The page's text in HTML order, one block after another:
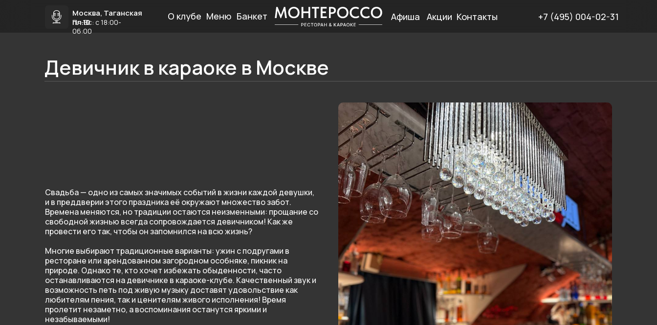
Москва, Таганская
пл.10
Пн-Вс: с 18:00-
06:00
+7 (495) 004-02-31
О клубе Банкет Афиша Акции Контакты
Меню
Девичник в караоке в Москве
Свадьба — одно из самых значимых событий в жизни каждой девушки,
и в преддверии этого праздника её окружают множество забот.
Времена меняются, но традиции остаются неизменными: прощание со
свободной жизнью всегда сопровождается девичником! Как же
провести его так, чтобы он запомнился на всю жизнь?
Многие выбирают традиционные варианты: ужин с подругами в
ресторане или арендованном загородном особняке, пикник на
природе. Однако те, кто хочет избежать обыденности, часто
останавливаются на девичнике в караоке-клубе. Качественный звук и
возможность петь под живую музыку доставят удовольствие как
любителям пения, так и ценителям живого исполнения! Время
пролетит незаметно, а воспоминания останутся яркими и
незабываемыми!